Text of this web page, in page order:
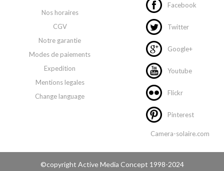
Nos horaires
CGV
Notre garantie
Modes de paiements
Expedition
Mentions legales
Change language
Facebook
Twitter
Google+
Youtube
Flickr
Pinterest
Camera-solaire.com
©copyright Active Media Concept 1998-2024